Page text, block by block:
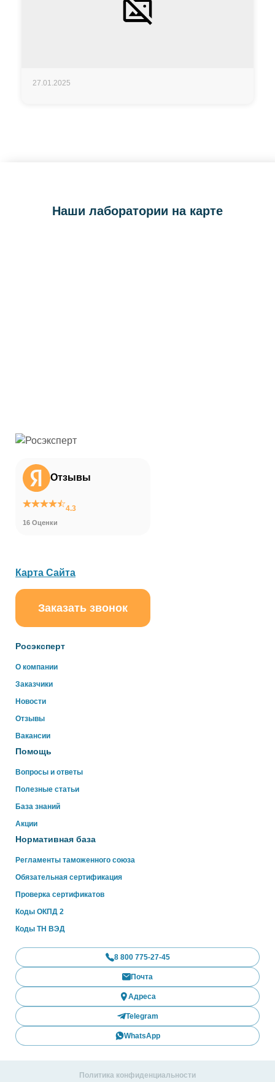
27.01.2025
Наши лаборатории на карте
Отзывы
4.3
16 Оценки
Росэксперт
О компании
Заказчики
Новости
Отзывы
Вакансии
Помощь
Вопросы и ответы
Полезные статьи
База знаний
Акции
Нормативная база
Регламенты таможенного союза
Обязательная сертификация
Проверка сертификатов
Коды ОКПД 2
Коды ТН ВЭД
Карта Сайта
Заказать звонок
8 800 775-27-45
Почта
Адреса
Telegram
WhatsApp
Политика конфиденциальности
online
Здравствуйте!
Свяжитесь с нами через WhatsApp нажав на кнопку